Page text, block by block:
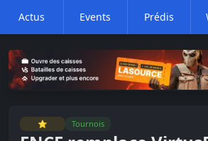
Actus Events Prédis
⭐ Tournois